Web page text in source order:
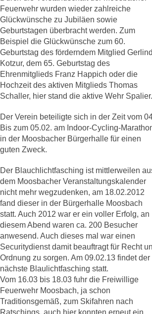
Feuerwehr wurden wieder zahlreiche
Glückwünsche zu Jubiläen sowie
Geburtstagen überbracht werden. Zum
Beispiel die Glückwünsche zum 60.
Geburtstag des förderndem Mitglied
Kotzur, dem 65. Geburtstag des
Ehrenmitglieds Franz Happich oder die
Hochzeit des aktiven Mitglieds Thomas
Schaller, hier stand die aktive Wehr Spalier.
Der Verein beteiligte sich in der Zeit vom
Bis zum 05.02. am Indoor-Cycling-
in der Moosbacher Bürgerhalle für einen
guten Zweck.
Der Blauchlichtfasching ist mittlerweilen
dem Moosbacher Veranstaltungskalender
nicht mehr wegzudenken, am 18.02.2012
fand dieser in der Bürgerhalle Moosbach
statt. Auch 2012 war er ein voller Erfolg, an
diesem Abend waren ca. 200 Besucher
anwesend. Auch dieses mal war einen
Securitydienst damit beauftragt für Recht
Ordnung zu sorgen. Am 09.02.13 findet der
nächste Blaulichtfasching statt.
Vom 16.03 bis 18.03 fuhr die Freiwillige
Feuerwehr Moosbach, ja schon
Traditionsgemäß, zum Skifahren nach
Ratschings, auch hier konnten erneut ein